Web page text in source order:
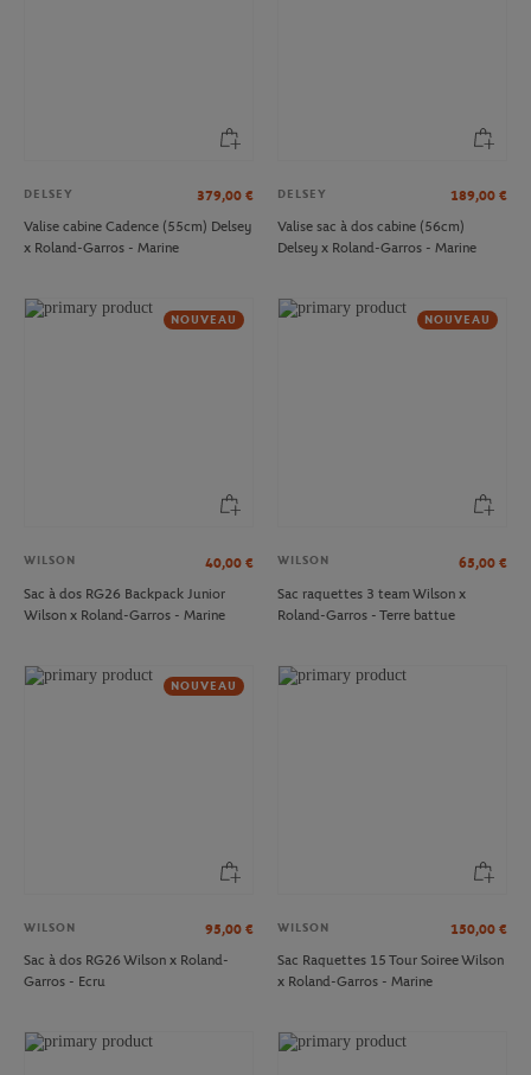
DELSEY 379,00 €
Valise cabine Cadence (55cm) Delsey
x Roland-Garros - Marine
DELSEY 189,00 €
Valise sac à dos cabine (56cm)
Delsey x Roland-Garros - Marine
NOUVEAU
WILSON 40,00 €
Sac à dos RG26 Backpack Junior
Wilson x Roland-Garros - Marine
NOUVEAU
WILSON 65,00 €
Sac raquettes 3 team Wilson x
Roland-Garros - Terre battue
NOUVEAU
WILSON 95,00 €
Sac à dos RG26 Wilson x Roland-
Garros - Ecru
WILSON 150,00 €
Sac Raquettes 15 Tour Soiree Wilson
x Roland-Garros - Marine